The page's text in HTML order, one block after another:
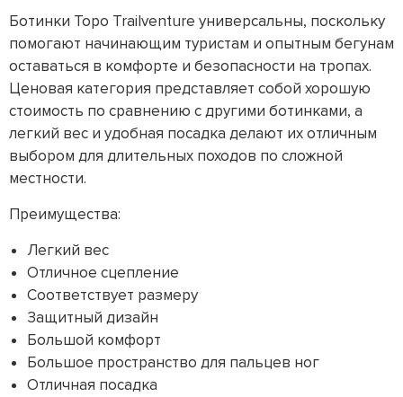
Ботинки Topo Trailventure универсальны, поскольку
помогают начинающим туристам и опытным бегунам
оставаться в комфорте и безопасности на тропах.
Ценовая категория представляет собой хорошую
стоимость по сравнению с другими ботинками, а
легкий вес и удобная посадка делают их отличным
выбором для длительных походов по сложной
местности.
Преимущества:
Легкий вес
Отличное сцепление
Соответствует размеру
Защитный дизайн
Большой комфорт
Большое пространство для пальцев ног
Отличная посадка